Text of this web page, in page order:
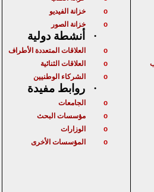
o خزانة الفيديو
o خزانة الصور
· أنشطة دولية
o العلاقات المتعددة الأطراف
o العلاقات الثنائية
o الشركاء الوطنيين
· روابط مفيدة
o الجامعات
o مؤسسات البحث
o الوزارات
o المؤسسات الأخرى